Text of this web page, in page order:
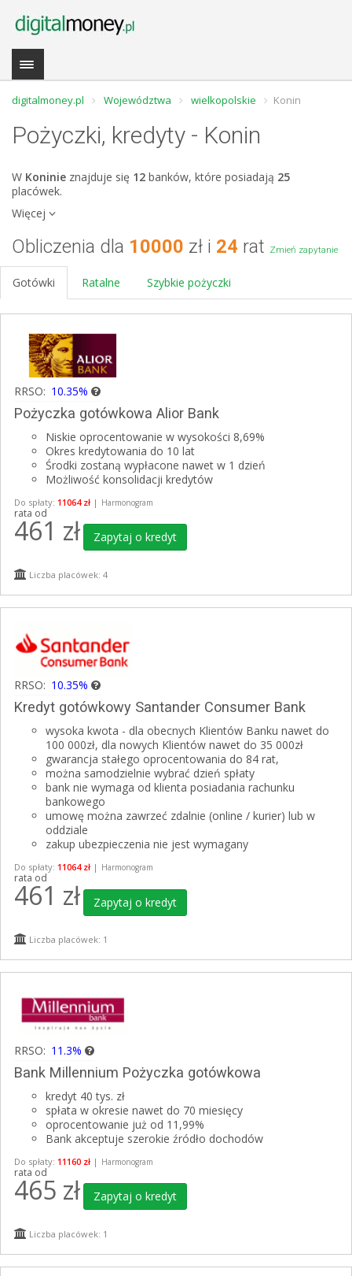
digitalmoney.pl Województwa wielkopolskie Konin
Pożyczki, kredyty - Konin
W Koninie znajduje się 12 banków, które posiadają 25
placówek.
Więcej
Obliczenia dla 10000 zł i 24 rat Zmień zapytanie
Gotówki Ratalne Szybkie pożyczki
RRSO: 10.35%
Pożyczka gotówkowa Alior Bank
Niskie oprocentowanie w wysokości 8,69%
Okres kredytowania do 10 lat
Środki zostaną wypłacone nawet w 1 dzień
Możliwość konsolidacji kredytów
Do spłaty: 11064 zł | Harmonogram
rata od
461 zł Zapytaj o kredyt
Liczba placówek: 4
RRSO: 10.35%
Kredyt gotówkowy Santander Consumer Bank
wysoka kwota - dla obecnych Klientów Banku nawet do
100 000zł, dla nowych Klientów nawet do 35 000zł
gwarancja stałego oprocentowania do 84 rat,
można samodzielnie wybrać dzień spłaty
bank nie wymaga od klienta posiadania rachunku
bankowego
umowę można zawrzeć zdalnie (online / kurier) lub w
oddziale
zakup ubezpieczenia nie jest wymagany
Do spłaty: 11064 zł | Harmonogram
rata od
461 zł Zapytaj o kredyt
Liczba placówek: 1
RRSO: 11.3%
Bank Millennium Pożyczka gotówkowa
kredyt 40 tys. zł
spłata w okresie nawet do 70 miesięcy
oprocentowanie już od 11,99%
Bank akceptuje szerokie źródło dochodów
Do spłaty: 11160 zł | Harmonogram
rata od
465 zł Zapytaj o kredyt
Liczba placówek: 1